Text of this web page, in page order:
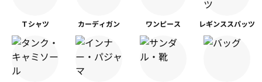
Ｔシャツ カーディガン ワンピース レギンススパッツ